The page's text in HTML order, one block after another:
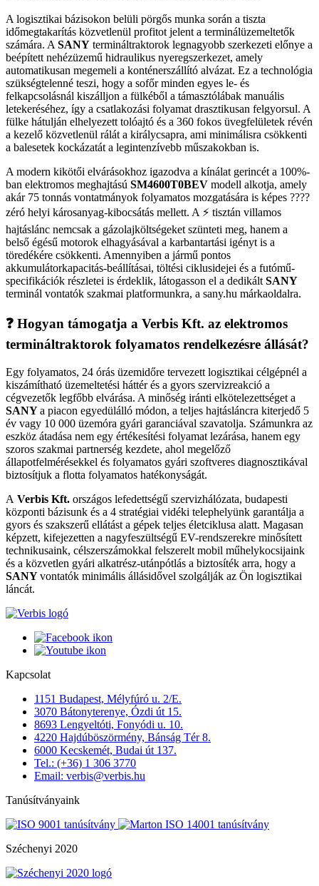
A logisztikai bázisokon belüli pörgős munka során a tiszta
időmegtakarítás közvetlenül profitot jelent a terminálüzemeltetők
számára. A SANY termináltraktorok legnagyobb szerkezeti előnye a
beépített nehézüzemű hidraulikus nyeregszerkezet, amely
automatikusan megemeli a konténerszállító alvázat. Ez a technológia
szükségtelenné teszi, hogy a sofőr minden egyes le- és
felkapcsolásnál kiszálljon a fülkéből a támasztólábak manuális
letekeréséhez, így a csatlakozási folyamat drasztikusan felgyorsul. A
fülke hátulján elhelyezett tolóajtó és a 360 fokos üvegfelületek révén
a kezelő közvetlenül rálát a királycsapra, ami minimálisra csökkenti
a balesetek kockázatát a legintenzívebb műszakokban is.
A modern kikötői elvárásokhoz igazodva a kínálat gerincét a 100%-
ban elektromos meghajtású SM4600T0BEV modell alkotja, amely
akár 75 tonnás vontatmányok folyamatos mozgatására is képes ????
zéró helyi károsanyag-kibocsátás mellett. A ⚡️ tisztán villamos
hajtáslánc nemcsak a gázolajköltségeket szünteti meg, hanem a
belső égésű motorok elhagyásával a karbantartási igényt is a
töredékére csökkenti. Amennyiben a jármű pontos
akkumulátorkapacitás-beállításai, töltési ciklusidejei és a futómű-
specifikációk részletei is érdeklik, látogasson el a dedikált SANY
terminál vontatók szakmai platformunkra, a sany.hu márkaoldalra.
❓ Hogyan támogatja a Verbis Kft. az elektromos
termináltraktorok folyamatos rendelkezésre állását?
Egy folyamatos, 24 órás üzemidőre tervezett logisztikai célgépnél a
kiszámítható üzemeltetési háttér és a gyors szervizreakció a
cégvezetők legfőbb elvárása. A minőség iránti elkötelezettséget a
SANYa piacon egyedülálló módon, a teljes hajtásláncra kiterjedő 5
év vagy 10 000 üzemóra gyári garanciával szavatolja. Számunkra az
eszköz átadása nem egy értékesítési folyamat lezárása, hanem egy
szoros szakmai partnerség kezdete, ahol megelőző
állapotfelmérésekkel és folyamatos gyári szoftveres diagnosztikával
biztosítjuk a flotta folyamatos hatékonyságát.
A Verbis Kft. országos lefedettségű szervizhálózata, budapesti
központi bázisunk és a 4 stratégiai vidéki telephelyünk garantálja a
gyors és szakszerű ellátást a gépek teljes életciklusa alatt. Magasan
képzett, kifejezetten a nagyfeszültségű EV-rendszerekre minősített
technikusaink, célszerszámokkal felszerelt mobil műhelykocsijaink
és a közvetlen gyári alkatrész-utánpótlás a biztosíték arra, hogy a
SANYvontatók minimális állásidővel szolgálják az Ön logisztikai
láncát.
Kapcsolat
1151 Budapest, Mélyfúró u. 2/E.
3070 Bátonyterenye, Ózdi út 15.
8693 Lengyeltóti, Fonyódi u. 10.
4220 Hajdúböszörmény, Bánság Tér 8.
6000 Kecskemét, Budai út 137.
Tel.: (+36) 1 306 3770
Email: verbis@verbis.hu
Tanúsítványaink
Széchenyi 2020